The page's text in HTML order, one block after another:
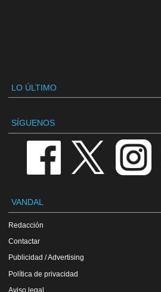
LO ÚLTIMO
SÍGUENOS
VANDAL
Redacción
Contactar
Publicidad / Advertising
Política de privacidad
Aviso legal